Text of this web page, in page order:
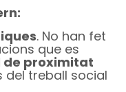
. No han fet
que es
de proximitat
del treball social